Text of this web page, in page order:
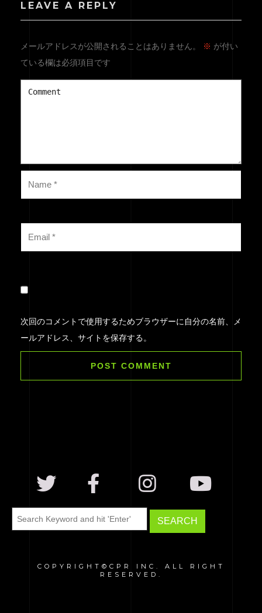
LEAVE A REPLY
メールアドレスが公開されることはありません。 ※ が付い
ている欄は必須項目です
次回のコメントで使用するためブラウザーに自分の名前、メ
ールアドレス、サイトを保存する。
COPYRIGHT©CPR INC. ALL RIGHT
RESERVED.